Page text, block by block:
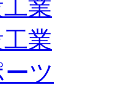
業
業
ツ